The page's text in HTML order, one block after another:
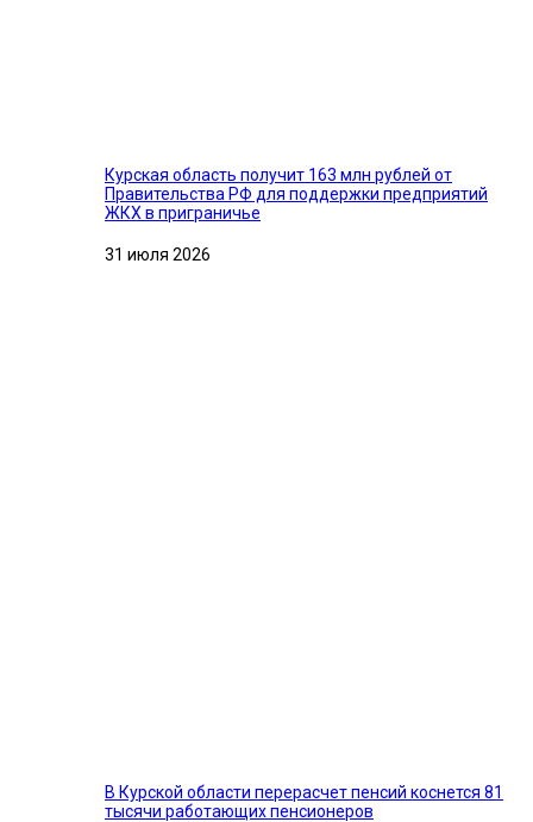
Курская область получит 163 млн рублей от
Правительства РФ для поддержки предприятий
ЖКХ в приграничье
31 июля 2026
В Курской области перерасчет пенсий коснется 81
тысячи работающих пенсионеров